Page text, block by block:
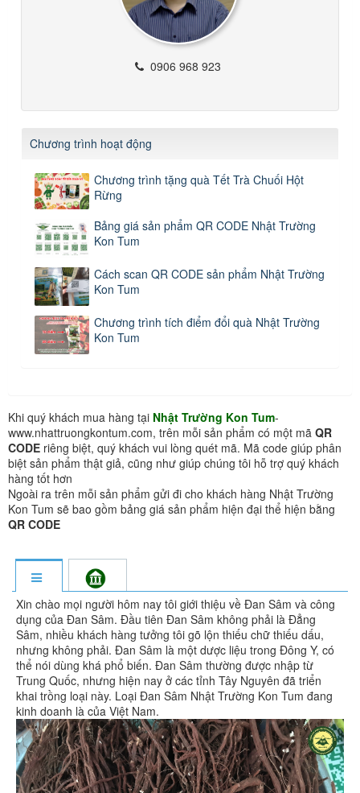
0906 968 923
Chương trình hoạt động
Chương trình tặng quà Tết Trà Chuối Hột
Rừng
Bảng giá sản phẩm QR CODE Nhật Trường
Kon Tum
Cách scan QR CODE sản phẩm Nhật Trường
Kon Tum
Chương trình tích điểm đổi quà Nhật Trường
Kon Tum
Khi quý khách mua hàng tại Nhật Trường Kon Tum-
www.nhattruongkontum.com, trên mỗi sản phẩm có một mã QR
CODE riêng biệt, quý khách vui lòng quét mã. Mã code giúp phân
biệt sản phẩm thật giả, cũng như giúp chúng tôi hỗ trợ quý khách
hàng tốt hơn
Ngoài ra trên mỗi sản phẩm gửi đi cho khách hàng Nhật Trường
Kon Tum sẽ bao gồm bảng giá sản phẩm hiện đại thể hiện bằng
QR CODE
Xin chào mọi người hôm nay tôi giới thiệu về Đan Sâm và công
dụng của Đan Sâm. Đầu tiên Đan Sâm không phải là Đẳng
Sâm, nhiều khách hàng tưởng tôi gõ lộn thiếu chữ thiếu dấu,
nhưng không phải. Đan Sâm là một dược liệu trong Đông Y, có
thể nói dùng khá phổ biến. Đan Sâm thường được nhập từ
Trung Quốc, nhưng hiện nay ở các tỉnh Tây Nguyên đã triển
khai trồng loại này. Loại Đan Sâm Nhật Trường Kon Tum đang
kinh doanh là của Việt Nam.